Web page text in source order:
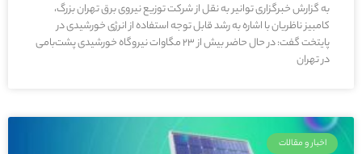
به گزارش خبرگزاری توانیر به نقل از شرکت توزیع نیروی برق تهران بزرگ،
کامبیز ناظریان با اشاره به رشد قابل توجه استفاده از انرژی خورشیدی در
پایتخت گفت: در حال حاضر بیش از ۲۳ مگاوات نیروگاه خورشیدی پشت‌بامی
در تهران
اخبار و مقالات